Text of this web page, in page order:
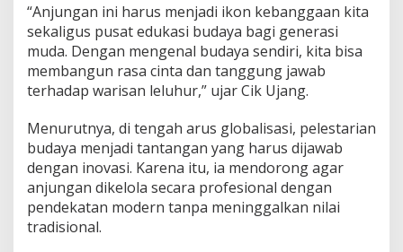
I
k
o
n
e
a
n
g
a
a
“Anjungan ini harus menjadi ikon kebanggaan kita
sekaligus pusat edukasi budaya bagi generasi
muda. Dengan mengenal budaya sendiri, kita bisa
membangun rasa cinta dan tanggung jawab
terhadap warisan leluhur,” ujar Cik Ujang.
Menurutnya, di tengah arus globalisasi, pelestarian
budaya menjadi tantangan yang harus dijawab
dengan inovasi. Karena itu, ia mendorong agar
anjungan dikelola secara profesional dengan
pendekatan modern tanpa meninggalkan nilai
tradisional.